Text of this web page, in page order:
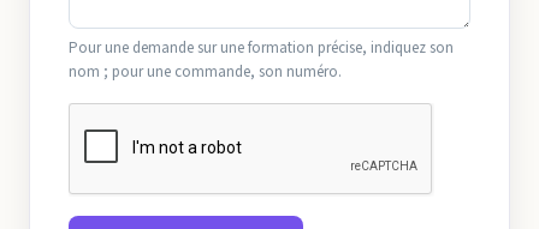
Pour une demande sur une formation précise, indiquez son
nom ; pour une commande, son numéro.